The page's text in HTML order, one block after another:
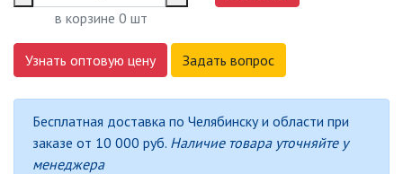
СВЕТИЛЬНИКИ
СВЕТИЛЬНИКИ ДЛЯ РОСТА
РАСТЕНИЙ (ФИТОСВЕТИЛЬНИКИ)
АКСЕССУАРЫ ДЛЯ
ЭЛЕКТРОМОНТАЖА
в корзине 0 шт
Узнать оптовую цену Задать вопрос
Бесплатная доставка по Челябинску и области при
заказе от 10 000 руб. Наличие товара уточняйте у
менеджера